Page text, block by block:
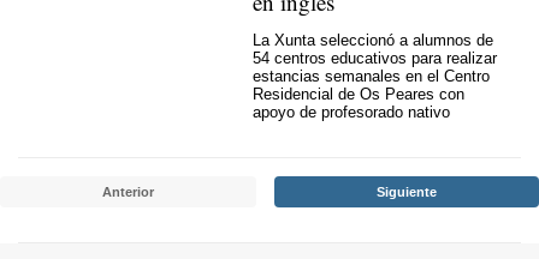
La Xunta seleccionó a alumnos de
54 centros educativos para realizar
estancias semanales en el Centro
Residencial de Os Peares con
apoyo de profesorado nativo
Anterior Siguiente